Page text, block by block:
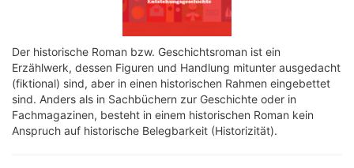
Der historische Roman bzw. Geschichtsroman ist ein
Erzählwerk, dessen Figuren und Handlung mitunter ausgedacht
(fiktional) sind, aber in einen historischen Rahmen eingebettet
sind. Anders als in Sachbüchern zur Geschichte oder in
Fachmagazinen, besteht in einem historischen Roman kein
Anspruch auf historische Belegbarkeit (Historizität).